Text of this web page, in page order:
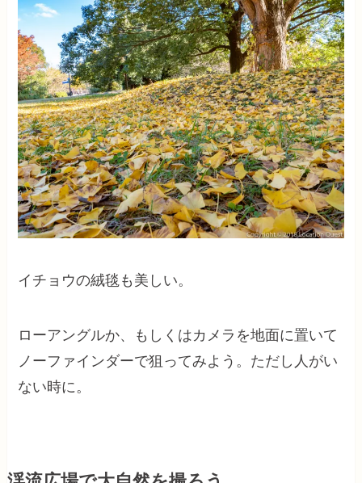
イチョウの絨毯も美しい。
ローアングルか、もしくはカメラを地面に置いて
ノーファインダーで狙ってみよう。ただし人がい
ない時に。